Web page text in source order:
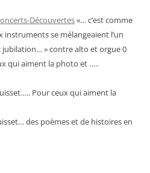
Découvertes«… c’est comme
instruments se mélangeaient l’un
jubilation… » contre alto et orgue 0
qui aiment la photo et …..
Pour ceux qui aiment la
des poèmes et de histoires en